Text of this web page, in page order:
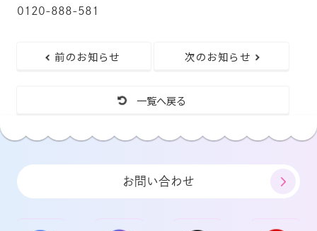
0120-888-581
前のお知らせ 次のお知らせ
一覧へ戻る
お問い合わせ